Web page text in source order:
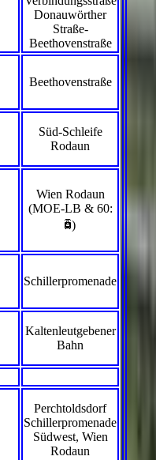
Donauwörther
Straße-
Beethovenstraße
Beethovenstraße
Süd-Schleife
Rodaun
Wien Rodaun
(MOE-LB & 60:
`)
Schillerpromenade
Kaltenleutgebener
Bahn
Perchtoldsdorf
Schillerpromenade
Südwest, Wien
Rodaun